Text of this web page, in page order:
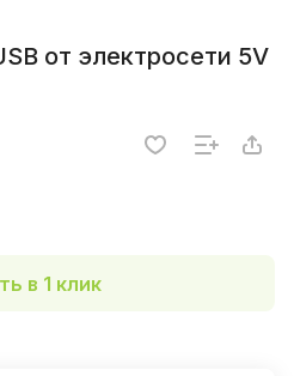
от электросети 5V
в 1 клик